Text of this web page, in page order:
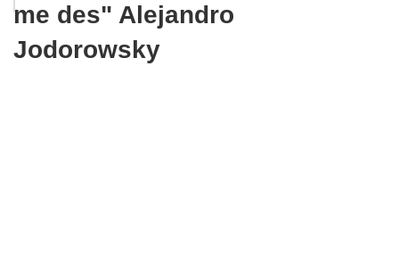
me des" Alejandro
Jodorowsky